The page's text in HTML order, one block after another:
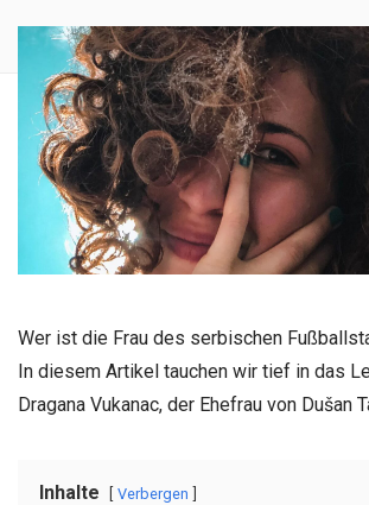
Wer ist die Frau des serbischen
In diesem Artikel tauchen wir tief in das
Dragana Vukanac, der Ehefrau von Dušan
Inhalte Verbergen